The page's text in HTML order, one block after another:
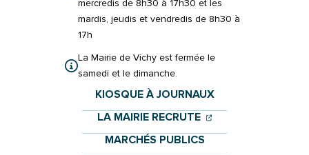
mercredis de 8h30 à 17h30 et les
mardis, jeudis et vendredis de 8h30 à
17h
La Mairie de Vichy est fermée le
samedi et le dimanche.
KIOSQUE À JOURNAUX
LA MAIRIE RECRUTE (OUVERTURE
(OUVERTURE
MARCHÉS PUBLICS